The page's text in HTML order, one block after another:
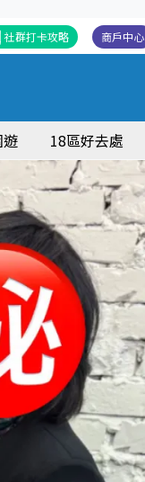
商戶中心
社群打卡攻略
18區好去處